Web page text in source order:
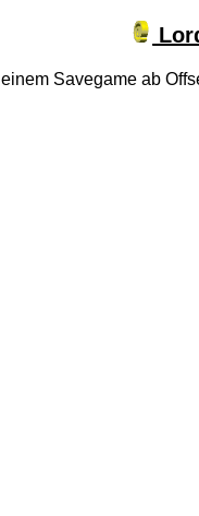
Savegame ab